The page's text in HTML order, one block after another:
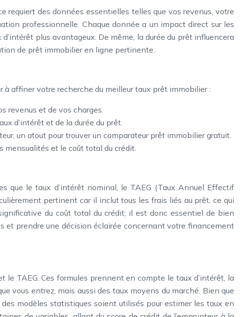
des données essentielles telles que vos revenus, votre
professionnelle. Chaque donnée a un impact direct sur les
plus avantageux. De même, la durée du prêt influencera
de prêt immobilier en ligne pertinente.
affiner votre recherche du meilleur taux prêt immobilier :
revenus et de vos charges.
d’intérêt et de la durée du prêt.
un atout pour trouver un comparateur prêt immobilier gratuit.
mensualités et le coût total du crédit.
que le taux d’intérêt nominal, le TAEG (Taux Annuel Effectif
pertinent car il inclut tous les frais liés au prêt, ce qui
du coût total du crédit; il est donc essentiel de bien
et prendre une décision éclairée concernant votre financement
TAEG. Ces formules prennent en compte le taux d’intérêt, la
vous entrez, mais aussi des taux moyens du marché. Bien que
modèles statistiques soient utilisés pour estimer les taux en